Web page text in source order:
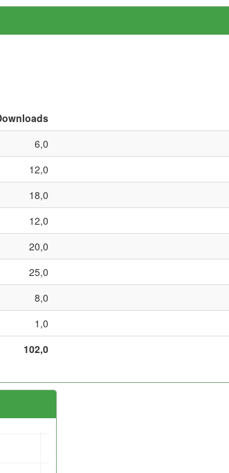
6,0
12,0
18,0
12,0
20,0
25,0
8,0
1,0
102,0